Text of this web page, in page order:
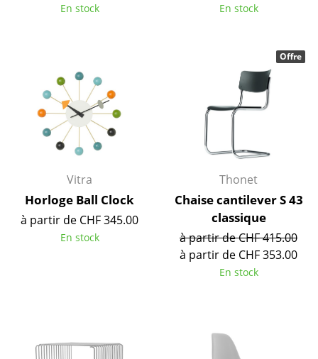
Lampes de sol
Luminaires d’extérieur
Lampes sans fil
... voir tous les luminaires
Lits doubles
Lits simples
En stock En stock
Vitra
Horloge Ball Clock
à partir de CHF 345.00
En stock
Thonet
Chaise cantilever S 43
classique
à partir de CHF 415.00
à partir de CHF 353.00
En stock
Offre